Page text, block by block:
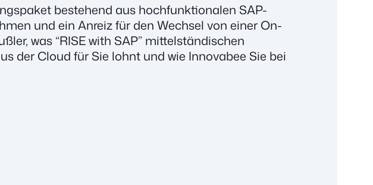
bestehend aus hochfunktionalen SAP-
und ein Anreiz für den Wechsel von einer On-
was “RISE with SAP” mittelständischen
der Cloud für Sie lohnt und wie Innovabee Sie bei